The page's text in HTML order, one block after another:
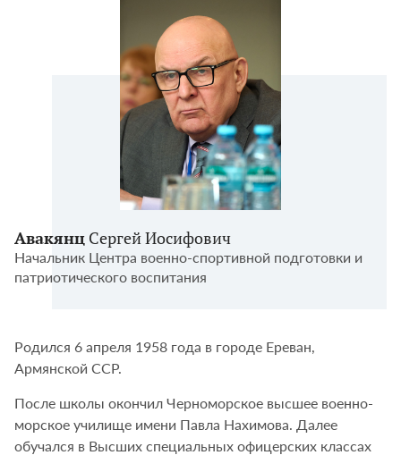
Авакянц Сергей Иосифович
Начальник Центра военно-спортивной подготовки и
патриотического воспитания
Родился 6 апреля 1958 года в городе Ереван,
Армянской ССР.
После школы окончил Черноморское высшее военно-
морское училище имени Павла Нахимова. Далее
обучался в Высших специальных офицерских классах